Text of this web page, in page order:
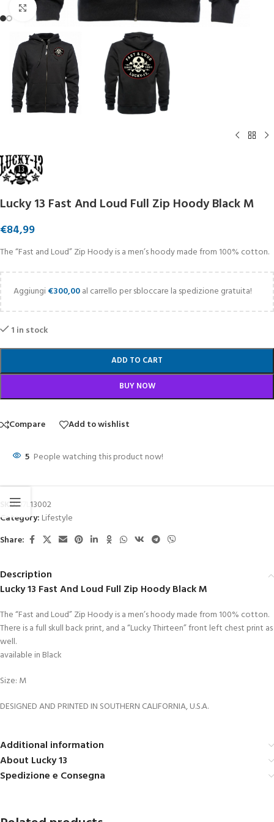
Click to enlarge
Lucky 13 Fast And Loud Full Zip Hoody Black M
€84,99
The “Fast and Loud” Zip Hoody is a men’s hoody made from 100% cotton.
Aggiungi€300,00al carrello per sbloccare la spedizione gratuita!
1 in stock
ADD TO CART
BUY NOW
Compare Add to wishlist
5 People watching this product now!
SKU:17L13002
Category: Lifestyle
Share:
Description
Lucky 13 Fast And Loud Full Zip Hoody Black M
The “Fast and Loud” Zip Hoody is a men’s hoody made from 100% cotton.
There is a full skull back print, and a “Lucky Thirteen” front left chest print as
well.
available in Black
Size: M
DESIGNED AND PRINTED IN SOUTHERN CALIFORNIA, U.S.A.
Additional information
About Lucky 13
Spedizione e Consegna